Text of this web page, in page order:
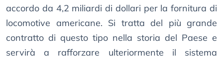
accordo da 4,2 miliardi di dollari per la fornitura di
locomotive americane. Si tratta del più grande
contratto di questo tipo nella storia del Paese e
servirà a rafforzare ulteriormente il sistema